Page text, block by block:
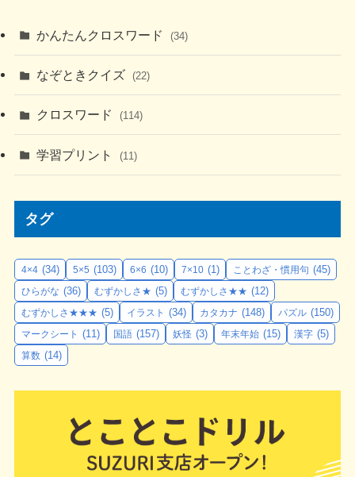
かんたんクロスワード (34)
なぞときクイズ (22)
クロスワード (114)
学習プリント (11)
タグ
4×4 (34) 5×5 (103) 6×6 (10) 7×10 (1) ことわざ・慣用句 (45)
ひらがな (36) むずかしさ★ (5) むずかしさ★★ (12)
むずかしさ★★★ (5) イラスト (34) カタカナ (148) パズル (150)
マークシート (11) 国語 (157) 妖怪 (3) 年末年始 (15) 漢字 (5)
算数 (14)